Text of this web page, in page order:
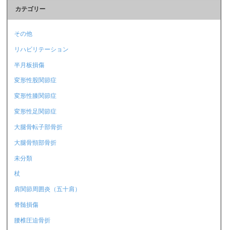
カテゴリー
その他
リハビリテーション
半月板損傷
変形性股関節症
変形性膝関節症
変形性足関節症
大腿骨転子部骨折
大腿骨頸部骨折
未分類
杖
肩関節周囲炎（五十肩）
脊髄損傷
腰椎圧迫骨折